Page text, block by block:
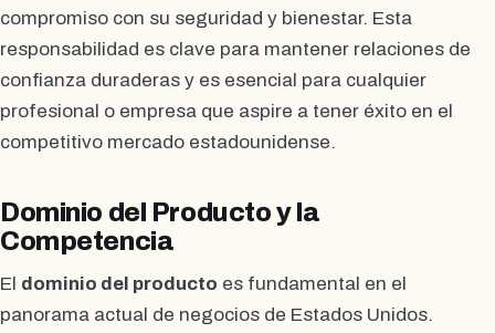
compromiso con su seguridad y bienestar. Esta
responsabilidad es clave para mantener relaciones de
confianza duraderas y es esencial para cualquier
profesional o empresa que aspire a tener éxito en el
competitivo mercado estadounidense.
Dominio del Producto y la
Competencia
El dominio del producto es fundamental en el
panorama actual de negocios de Estados Unidos.